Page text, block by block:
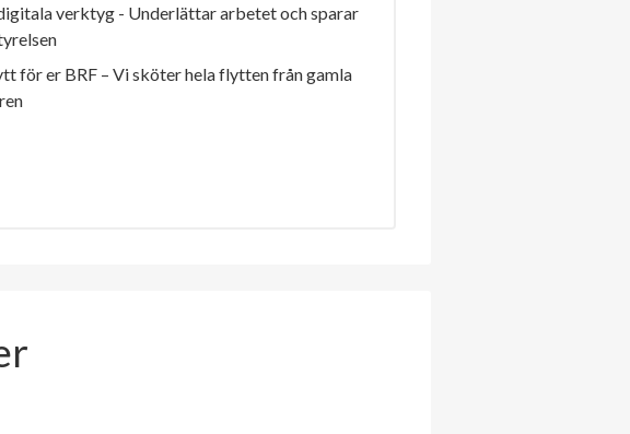
verktyg - Underlättar arbetet och sparar
för er BRF – Vi sköter hela flytten från gamla